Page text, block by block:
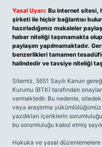
Yasal Uyarı: Bu internet sitesi,
şirketi ile hiçbir bağlantısı
hazırladığımız makaleler
haber niteliği taşımamakta
paylaşım yapılmamaktadır.
benzerlikleri tamamen
halindedir ve tavsiye niteliği
Sitemiz, 5651 Sayılı Kanun
Kurumu (BTK) tarafından
vermektedir. Bu nedenle,
veya araştırma
yazdıkları içeriklerin
bu sorumluluğu kabul etmiş
Hukuka ve yasal düzenlemelere